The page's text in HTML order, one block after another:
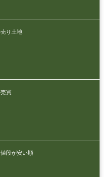
売り土地
売買
値段が安い順